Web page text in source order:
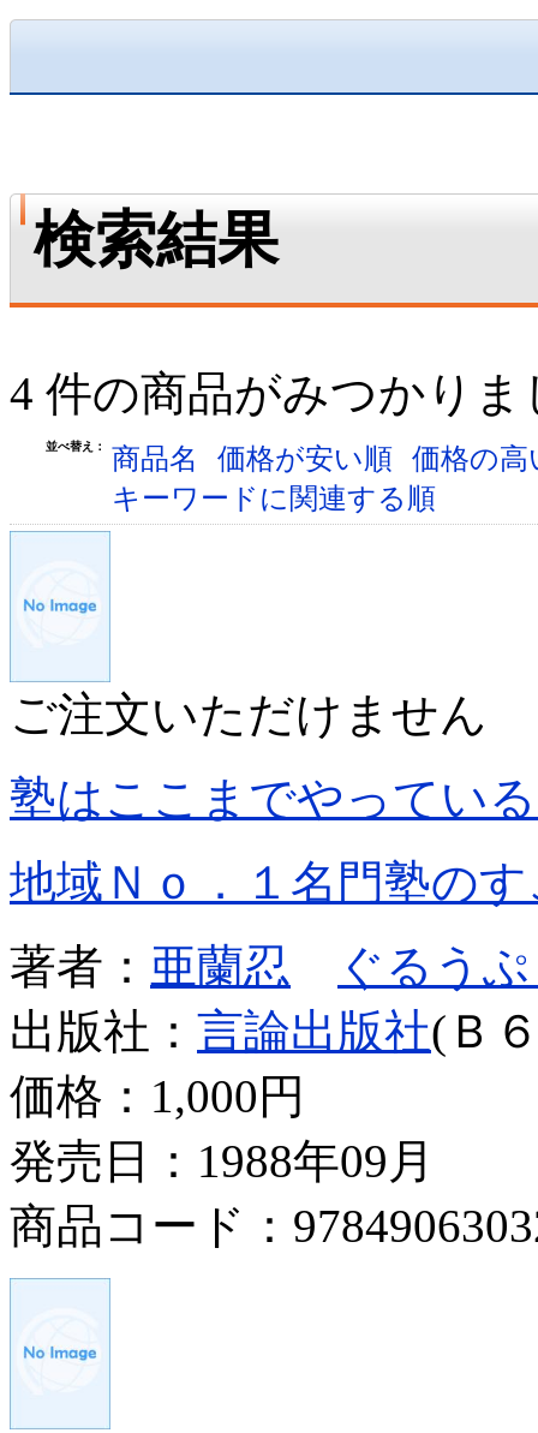
検索結果
4 件の商品がみつかりま
並べ替え： 商品名 価格が安い順 価格の
キーワードに関連する順
ご注文いただけません
塾はここまでやってい
地域Ｎｏ．１名門塾の
著者： 亜蘭忍
ぐるう
出版社： 言論出版社(Ｂ
価格： 1,000円
発売日：1988年09月
商品コード：